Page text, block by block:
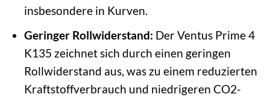
insbesondere in Kurven.
Geringer Rollwiderstand: Der Ventus Prime 4
K135 zeichnet sich durch einen geringen
Rollwiderstand aus, was zu einem reduzierten
Kraftstoffverbrauch und niedrigeren CO2-